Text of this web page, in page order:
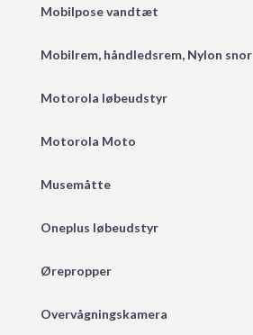
Mobilpose vandtæt
Mobilrem, håndledsrem, Nylon snor
Motorola løbeudstyr
Motorola Moto
Musemåtte
Oneplus løbeudstyr
Ørepropper
Overvågningskamera